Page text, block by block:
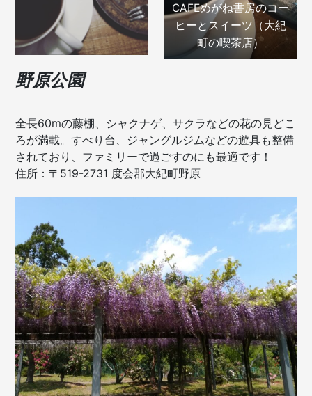
CAFEめがね書房のコー
ヒーとスイーツ（大紀
町の喫茶店）
野原公園
全長60mの藤棚、シャクナゲ、サクラなどの花の見どこ
ろが満載。すべり台、ジャングルジムなどの遊具も整備
されており、ファミリーで過ごすのにも最適です！
住所：〒519-2731 度会郡大紀町野原